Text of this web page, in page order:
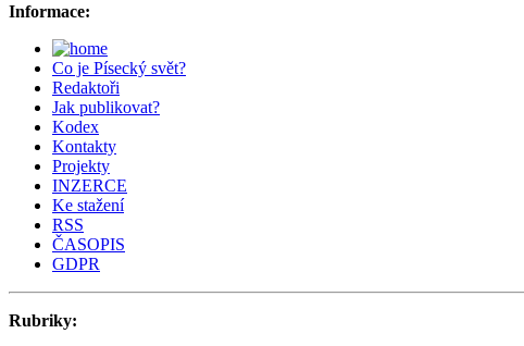
Informace:
Co je Písecký svět?
Redaktoři
Jak publikovat?
Kodex
Kontakty
Projekty
INZERCE
Ke stažení
RSS
ČASOPIS
GDPR
Rubriky: